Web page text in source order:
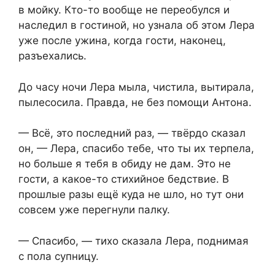
в мойку. Кто-то вообще не переобулся и
наследил в гостиной, но узнала об этом Лера
уже после ужина, когда гости, наконец,
разъехались.
До часу ночи Лера мыла, чистила, вытирала,
пылесосила. Правда, не без помощи Антона.
— Всё, это последний раз, — твёрдо сказал
он, — Лера, спасибо тебе, что ты их терпела,
но больше я тебя в обиду не дам. Это не
гости, а какое-то стихийное бедствие. В
прошлые разы ещё куда не шло, но тут они
совсем уже перегнули палку.
— Спасибо, — тихо сказала Лера, поднимая
с пола супницу.